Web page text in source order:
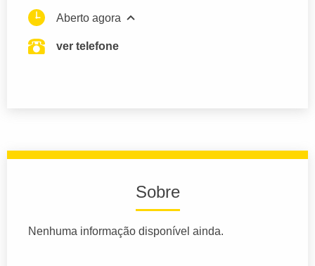
Aberto agora
ver telefone
Sobre
Nenhuma informação disponível ainda.